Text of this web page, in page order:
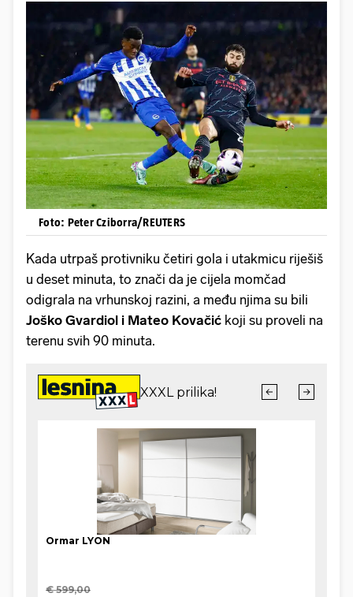
Foto: Peter Cziborra/REUTERS
Kada utrpaš protivniku četiri gola i utakmicu riješiš
u deset minuta, to znači da je cijela momčad
odigrala na vrhunskoj razini, a među njima su bili
Joško Gvardiol i Mateo Kovačić koji su proveli na
terenu svih 90 minuta.